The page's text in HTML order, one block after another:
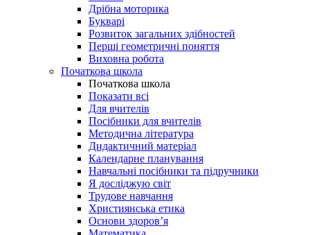
Дрібна моторика
Букварі
Розвиток загальних здібностей
Перші геометричні поняття
Виховна робота
Початкова школа
Початкова школа
Показати всі
Для вчителів
Посібники для вчителів
Методична література
Дидактичний матеріал
Календарне планування
Навчальні посібники та підручники
Я досліджую світ
Трудове навчання
Християнська етика
Основи здоров’я